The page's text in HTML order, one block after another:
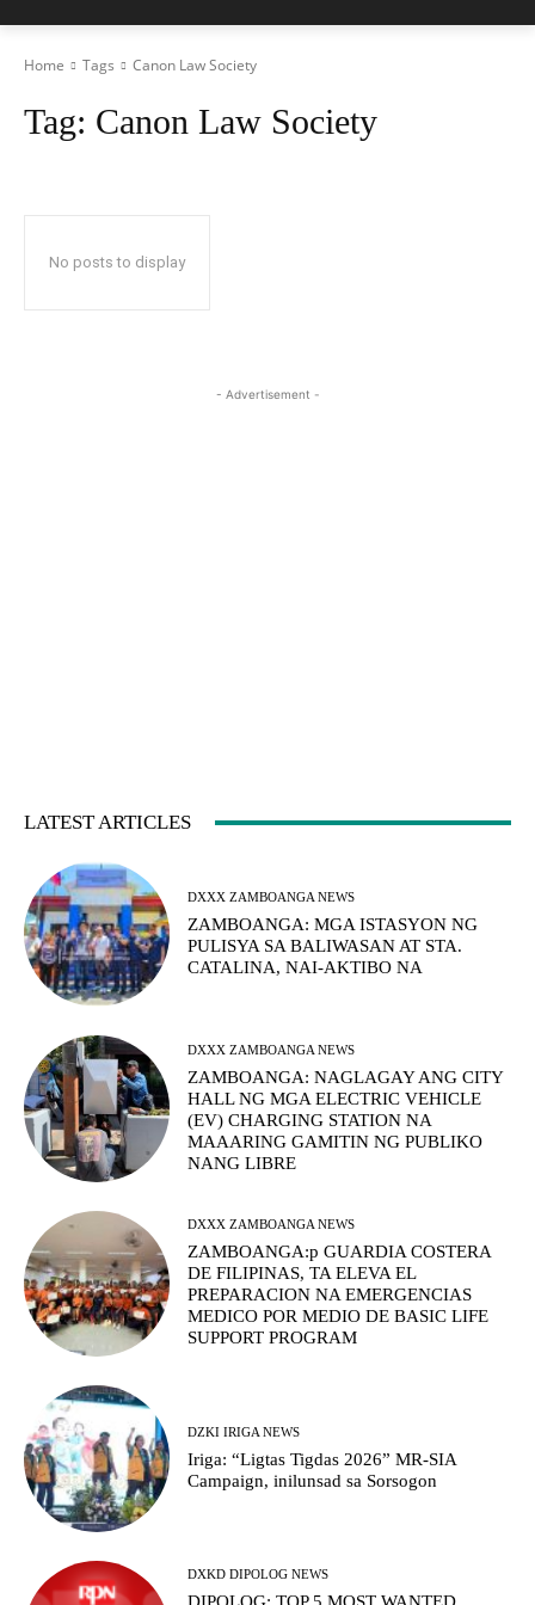
Home Tags Canon Law Society
Tag: Canon Law Society
No posts to display
- Advertisement -
LATEST ARTICLES
DXXX ZAMBOANGA NEWS
ZAMBOANGA: MGA ISTASYON NG
PULISYA SA BALIWASAN AT STA.
CATALINA, NAI-AKTIBO NA
DXXX ZAMBOANGA NEWS
ZAMBOANGA: NAGLAGAY ANG CITY
HALL NG MGA ELECTRIC VEHICLE
(EV) CHARGING STATION NA
MAAARING GAMITIN NG PUBLIKO
NANG LIBRE
DXXX ZAMBOANGA NEWS
ZAMBOANGA:p GUARDIA COSTERA
DE FILIPINAS, TA ELEVA EL
PREPARACION NA EMERGENCIAS
MEDICO POR MEDIO DE BASIC LIFE
SUPPORT PROGRAM
DZKI IRIGA NEWS
Iriga: “Ligtas Tigdas 2026” MR-SIA
Campaign, inilunsad sa Sorsogon
DXKD DIPOLOG NEWS